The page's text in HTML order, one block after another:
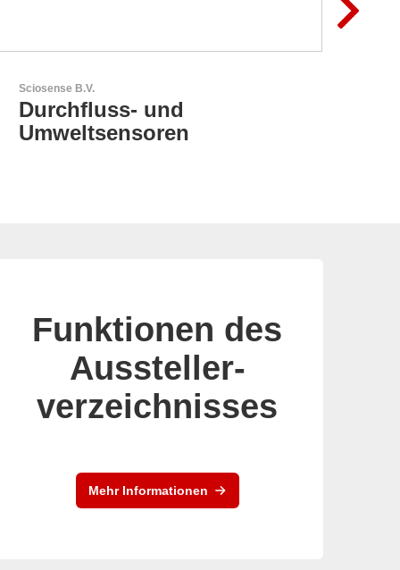
GEYER Electronic GmbH
GEYER - Ihr zuverlässiger
Partner
Funktionen des
Aussteller-
verzeichnisses
Mehr Informationen